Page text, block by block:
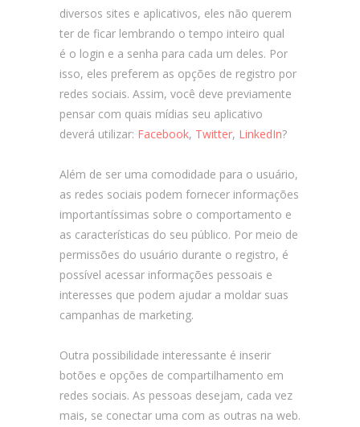
diversos sites e aplicativos, eles não querem
ter de ficar lembrando o tempo inteiro qual
é o login e a senha para cada um deles. Por
isso, eles preferem as opções de registro por
redes sociais. Assim, você deve previamente
pensar com quais mídias seu aplicativo
deverá utilizar: Facebook, Twitter, LinkedIn?
Além de ser uma comodidade para o usuário,
as redes sociais podem fornecer informações
importantíssimas sobre o comportamento e
as características do seu público. Por meio de
permissões do usuário durante o registro, é
possível acessar informações pessoais e
interesses que podem ajudar a moldar suas
campanhas de marketing.
Outra possibilidade interessante é inserir
botões e opções de compartilhamento em
redes sociais. As pessoas desejam, cada vez
mais, se conectar uma com as outras na web.